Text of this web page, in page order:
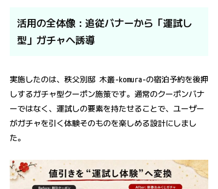
活用の全体像：追従バナーから「運試し
型」ガチャへ誘導
実施したのは、秩父別邸 木叢-komura-の宿泊予約を後押
しするガチャ型クーポン施策です。通常のクーポンバナ
ーではなく、運試しの要素を持たせることで、ユーザー
がガチャを引く体験そのものを楽しめる設計にしまし
た。